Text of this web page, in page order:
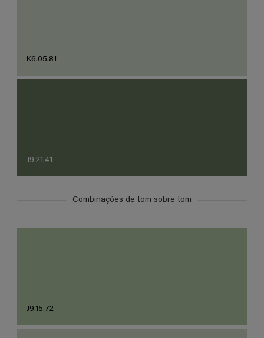
K6.05.81
J9.21.41
Combinações de tom sobre tom
J9.15.72